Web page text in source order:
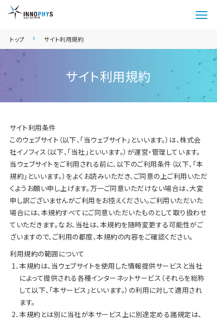
トップ サイト利用規約
サイト利用規約
サイト利用条件
このウェブサイト（以下、「当ウェブサイト」といいます。）は、株式会
社イノフィス（以下、「当社」といいます。）が運営・管理しています。
当ウェブサイトをご利用される前に、以下のご利用条件（以下、「本
規約」といいます。）をよくお読みいただき、ご同意の上ご利用いただ
くようお願い申し上げます。万一ご同意いただけない場合は、大変
申し訳ございませんがご利用をお控えください。ご利用いただいた
場合には、本規約すべてにご同意いただいたものとして取り扱わせ
ていただきます。なお、当社は、本規約を随時変更する可能性がご
ざいますので、ご利用の都度、本規約の内容をご確認ください。
利用規約の範囲について
1．本規約は、当ウェブサイトを使用した情報提供サービスと当社
によって提供される各種インターネットサービス（それらを総称
して以下、「本サービス」といいます。）の利用に対して適用され
ます。
2．本規約とは別に当社が本サービス上に別途定める諸規定は、